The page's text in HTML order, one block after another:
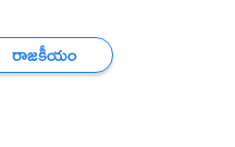
రాజకీయం